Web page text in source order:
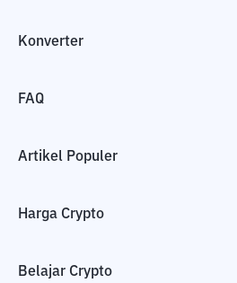
Konverter
FAQ
Artikel Populer
Harga Crypto
Belajar Crypto